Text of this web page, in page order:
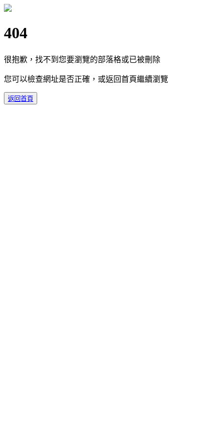
404
很抱歉，找不到您要瀏覽的部落格或已被刪除
您可以檢查網址是否正確，或返回首頁繼續瀏覽
返回首頁